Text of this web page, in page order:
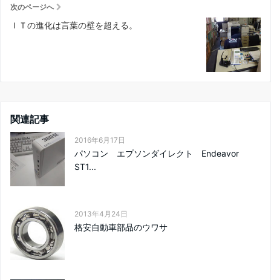
次のページへ
ＩＴの進化は言葉の壁を超える。
関連記事
2016年6月17日
パソコン エプソンダイレクト Endeavor
ST1...
2013年4月24日
格安自動車部品のウワサ